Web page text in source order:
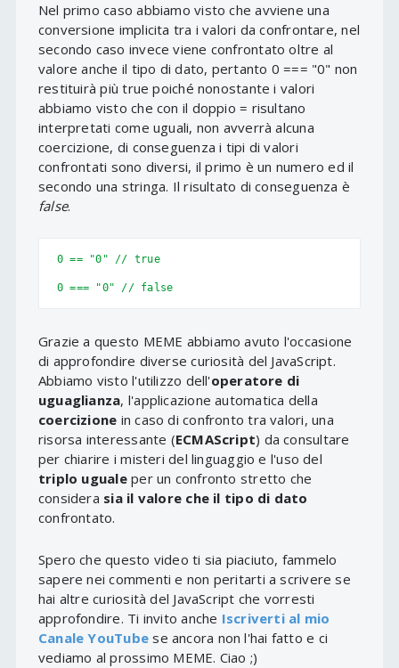
Nel primo caso abbiamo visto che avviene una
conversione implicita tra i valori da confrontare, nel
secondo caso invece viene confrontato oltre al
valore anche il tipo di dato, pertanto 0 === "0" non
restituirà più true poiché nonostante i valori
abbiamo visto che con il doppio = risultano
interpretati come uguali, non avverrà alcuna
coercizione, di conseguenza i tipi di valori
confrontati sono diversi, il primo è un numero ed il
secondo una stringa. Il risultato di conseguenza è
false.
0 == "0" // true
0 === "0" // false
Grazie a questo MEME abbiamo avuto l'occasione
di approfondire diverse curiosità del JavaScript.
Abbiamo visto l'utilizzo dell'operatore di
uguaglianza, l'applicazione automatica della
coercizione in caso di confronto tra valori, una
risorsa interessante (ECMAScript) da consultare
per chiarire i misteri del linguaggio e l'uso del
triplo ugualeper un confronto stretto che
considera sia il valore che il tipo di dato
confrontato.
Spero che questo video ti sia piaciuto, fammelo
sapere nei commenti e non peritarti a scrivere se
hai altre curiosità del JavaScript che vorresti
approfondire. Ti invito anche Iscriverti al mio
Canale YouTube se ancora non l'hai fatto e ci
vediamo al prossimo MEME. Ciao ;)